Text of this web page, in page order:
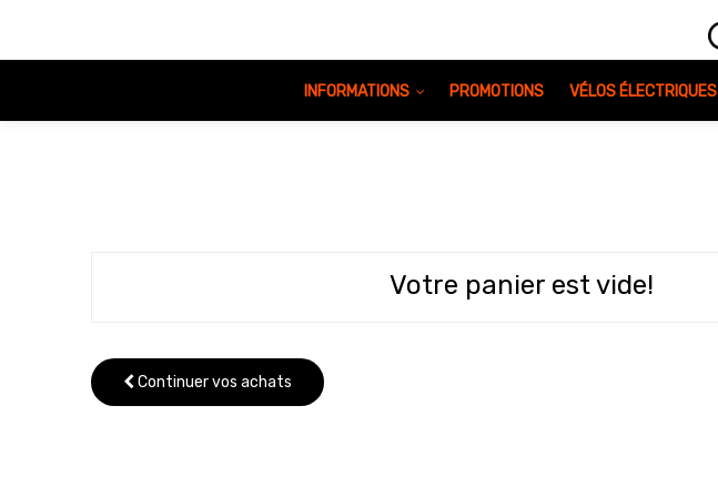
INFORMATIONS PROMOTIONS VÉLOS ÉLECTRIQUES
Votre panier est vide!
Continuer vos achats